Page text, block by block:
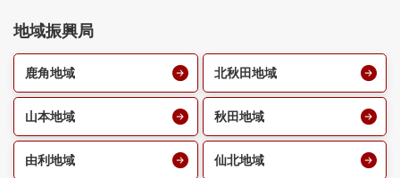
地域振興局
鹿角地域 北秋田地域
山本地域 秋田地域
由利地域 仙北地域